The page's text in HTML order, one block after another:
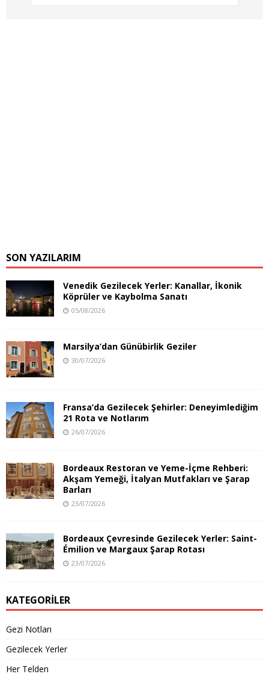
SON YAZILARIM
Venedik Gezilecek Yerler: Kanallar, İkonik
Köprüler ve Kaybolma Sanatı
05/08/2026
Marsilya’dan Günübirlik Geziler
30/07/2026
Fransa’da Gezilecek Şehirler: Deneyimlediğim
21 Rota ve Notlarım
26/07/2026
Bordeaux Restoran ve Yeme-İçme Rehberi:
Akşam Yemeği, İtalyan Mutfakları ve Şarap
Barları
23/07/2026
Bordeaux Çevresinde Gezilecek Yerler: Saint-
Émilion ve Margaux Şarap Rotası
23/07/2026
KATEGORILER
Gezi Notları
Gezilecek Yerler
Her Telden